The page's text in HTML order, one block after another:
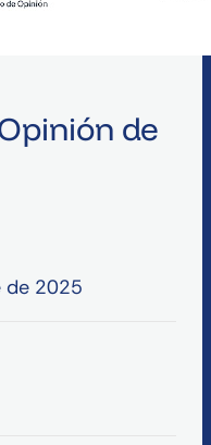
de
de 2025